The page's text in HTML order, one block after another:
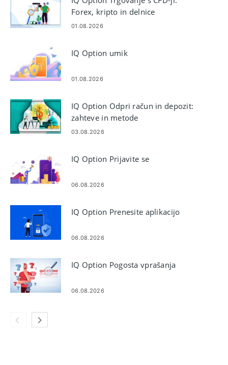
Forex, kripto in delnice
01.08.2026
IQ Option umik
01.08.2026
IQ Option Odpri račun in depozit:
zahteve in metode
03.08.2026
IQ Option Prijavite se
06.08.2026
IQ Option Prenesite aplikacijo
06.08.2026
IQ Option Pogosta vprašanja
06.08.2026